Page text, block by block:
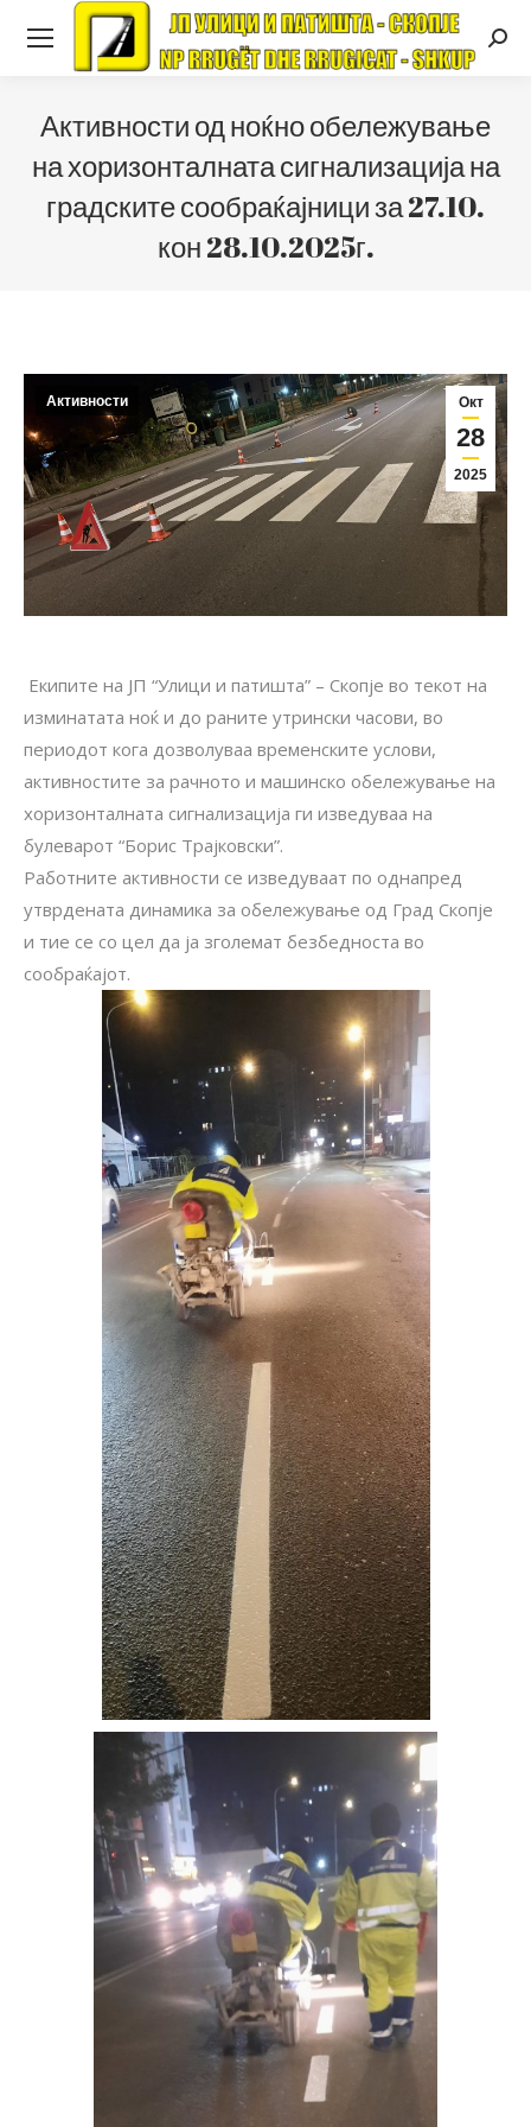
Активности од ноќно обележување
на хоризонталната сигнализација на
градските сообраќајници за 27.10.
кон 28.10.2025г.
Окт
28
2025
Активности
Екипите на ЈП “Улици и патишта” – Скопје во текот на
изминатата ноќ и до раните утрински часови, во
периодот кога дозволуваа временските услови,
активностите за рачното и машинско обележување на
хоризонталната сигнализација ги изведуваа на
булеварот “Борис Трајковски”.
Работните активности се изведуваат по однапред
утврдената динамика за обележување од Град Скопје
и тие се со цел да ја зголемат безбедноста во
сообраќајот.